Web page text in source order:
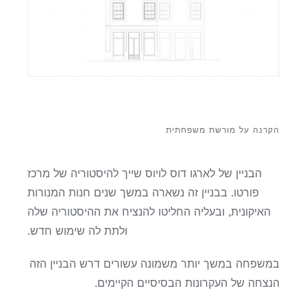
הקרנה על מורשת משפחתית
הבניין של לארגו דוס לויוס שייך להיסטוריה של מרכז
פורטו. בבניין זה נשארה במשך שנים חנות המנורות
האיקונית, ובעליה החליטו להנציח את ההיסטוריה שלה
ולתת לה שימוש חדש.
במשפחה במשך יותר משמונה עשורים דרש הבניין הזה
הנצחה של העקרונות הבסיסיים הקיימים.